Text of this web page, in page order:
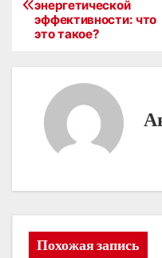
а
я
энергетической
эффективности: что
это такое?
Похожая запись